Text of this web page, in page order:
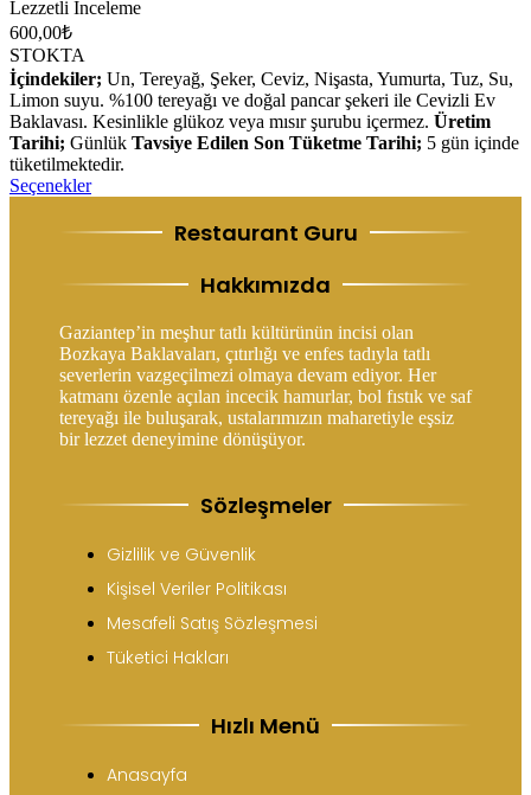
Lezzetli İnceleme
600,00₺
STOKTA
İçindekiler; Un, Tereyağ, Şeker, Ceviz, Nişasta, Yumurta, Tuz, Su,
Limon suyu. %100 tereyağı ve doğal pancar şekeri ile Cevizli Ev
Baklavası. Kesinlikle glükoz veya mısır şurubu içermez. Üretim
Tarihi; Günlük Tavsiye Edilen Son Tüketme Tarihi; 5 gün içinde
tüketilmektedir.
Seçenekler
Restaurant Guru
Hakkımızda
Gaziantep’in meşhur tatlı kültürünün incisi olan
Bozkaya Baklavaları, çıtırlığı ve enfes tadıyla tatlı
severlerin vazgeçilmezi olmaya devam ediyor. Her
katmanı özenle açılan incecik hamurlar, bol fıstık ve saf
tereyağı ile buluşarak, ustalarımızın maharetiyle eşsiz
bir lezzet deneyimine dönüşüyor.
Sözleşmeler
Gizlilik ve Güvenlik
Kişisel Veriler Politikası
Mesafeli Satış Sözleşmesi
Tüketici Hakları
Hızlı Menü
Anasayfa